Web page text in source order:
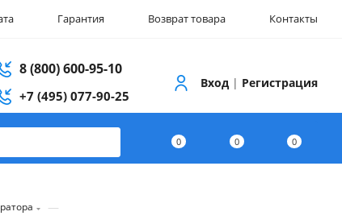
Гарантия Возврат товара Контакты
8 (800) 600-95-10
+7 (495) 077-90-25
Вход | Регистрация
0 0 0
—